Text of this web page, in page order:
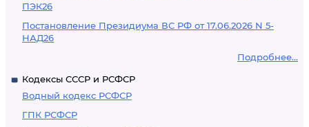
ПЭК26
Постановление Президиума ВС РФ от 17.06.2026 N 5-
НАД26
Подробнее...
Кодексы СССР и РСФСР
Водный кодекс РСФСР
ГПК РСФСР